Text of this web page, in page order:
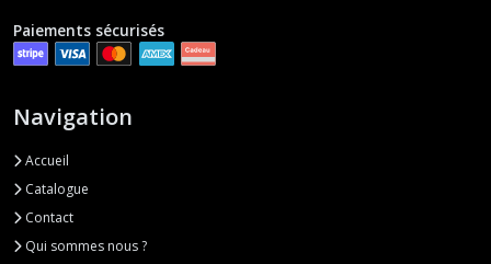
Paiements sécurisés
Navigation
Accueil
Catalogue
Contact
Qui sommes nous ?